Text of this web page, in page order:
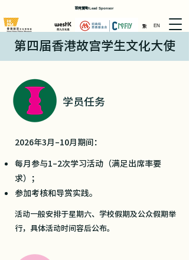
繁 EN
首席贊助Lead Sponsor
第四届香港故宫学生文化大使
学员任务
2026年3月–10月期间：
每月参与1–2次学习活动（满足出席率要
求）；
参加考核和导赏实践。
活动一般安排于星期六、学校假期及公众假期举
行，具体活动时间容后公布。